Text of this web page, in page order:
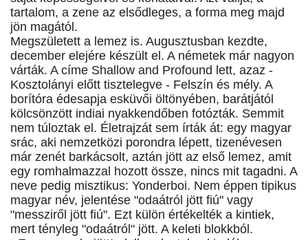
tartalom, a zene az elsődleges, a forma meg majd
jön magától.
Megszületett a lemez is. Augusztusban kezdte,
december elejére készült el. A németek már nagyon
várták. A címe Shallow and Profound lett, azaz -
Kosztolányi előtt tisztelegve - Felszín és mély. A
borítóra édesapja esküvői öltönyében, barátjától
kölcsönzött indiai nyakkendőben fotózták. Semmit
nem túloztak el. Életrajzát sem írták át: egy magyar
srác, aki nemzetközi porondra lépett, tizenévesen
már zenét barkácsolt, aztán jött az első lemez, amit
egy romhalmazzal hozott össze, nincs mit tagadni. A
neve pedig misztikus: Yonderboi. Nem éppen tipikus
magyar név, jelentése "odaátról jött fiú" vagy
"messziről jött fiú". Ezt külön értékelték a kintiek,
mert tényleg "odaátról" jött. A keleti blokkból.